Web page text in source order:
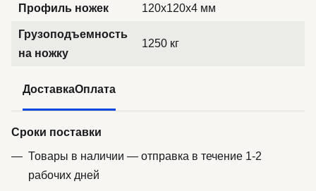
Профиль ножек 120x120x4 мм
Грузоподъемность
на ножку
1250 кг
ДоставкаОплата
Сроки поставки
Товары в наличии — отправка в течение 1-2
рабочих дней